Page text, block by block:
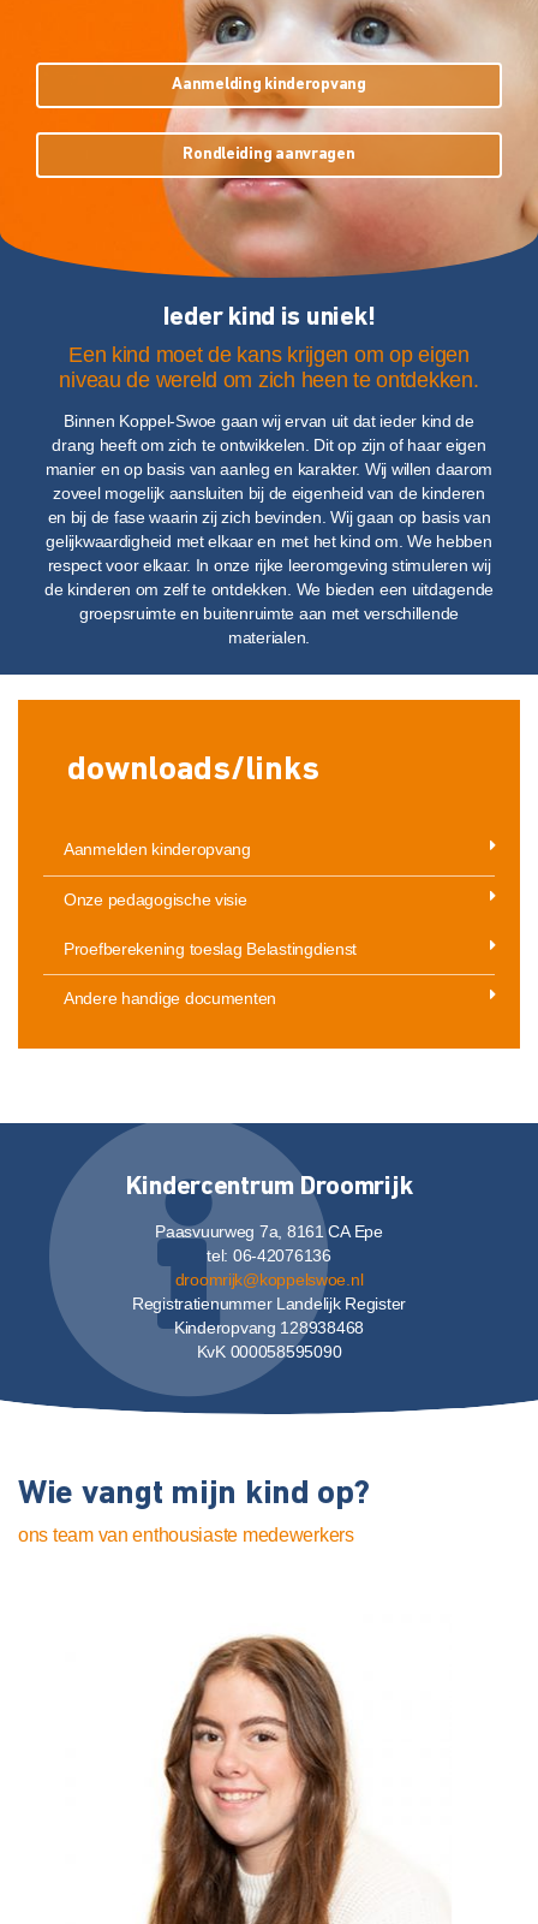
Aanmelding kinderopvang
Rondleiding aanvragen
Ieder kind is uniek!
Een kind moet de kans krijgen om op eigen
niveau de wereld om zich heen te ontdekken.
Binnen Koppel-Swoe gaan wij ervan uit dat ieder kind de
drang heeft om zich te ontwikkelen. Dit op zijn of haar eigen
manier en op basis van aanleg en karakter. Wij willen daarom
zoveel mogelijk aansluiten bij de eigenheid van de kinderen
en bij de fase waarin zij zich bevinden. Wij gaan op basis van
gelijkwaardigheid met elkaar en met het kind om. We hebben
respect voor elkaar. In onze rijke leeromgeving stimuleren wij
de kinderen om zelf te ontdekken. We bieden een uitdagende
groepsruimte en buitenruimte aan met verschillende
materialen.
downloads/links
Aanmelden kinderopvang
Onze pedagogische visie
Proefberekening toeslag Belastingdienst
Andere handige documenten
Kindercentrum Droomrijk
Paasvuurweg 7a, 8161 CA Epe
tel: 06-42076136
droomrijk@koppelswoe.nl
Registratienummer Landelijk Register
Kinderopvang 128938468
KvK 000058595090
Wie vangt mijn kind op?
ons team van enthousiaste medewerkers